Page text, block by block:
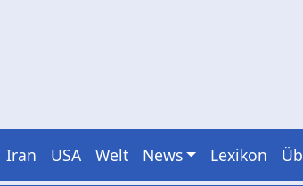
Iran USA Welt News Lexikon